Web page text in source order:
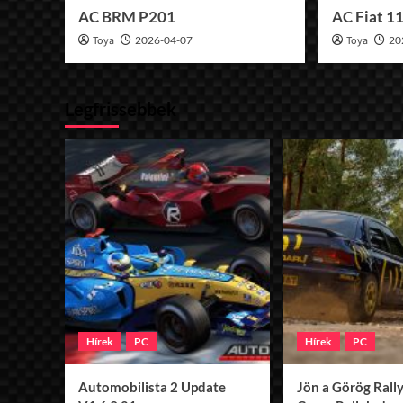
AC BRM P201
Toya 2026-04-07
AC Fiat
Toya
Legfrissebbek
Hírek PC
Automobilista 2 Update
Hírek PC
Jön a Görög